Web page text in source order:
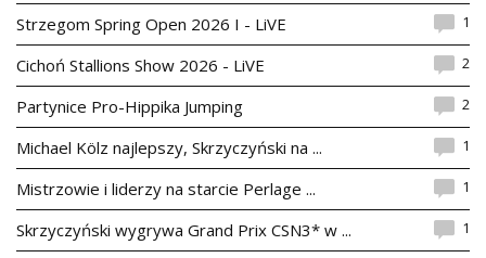
Strzegom Spring Open 2026 I - LiVE 1
Cichoń Stallions Show 2026 - LiVE 2
Partynice Pro-Hippika Jumping 2
Michael Kölz najlepszy, Skrzyczyński na ... 1
Mistrzowie i liderzy na starcie Perlage ... 1
Skrzyczyński wygrywa Grand Prix CSN3* w ... 1